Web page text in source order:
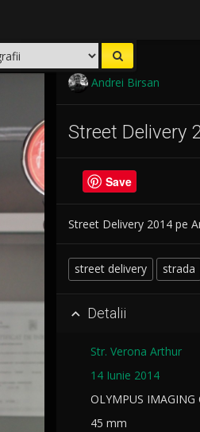
Andrei Birsan
Street Delivery
Save
Street Delivery 2014 pe
street delivery strada
 Detalii
Str. Verona Arthur
14 Iunie 2014
OLYMPUS IMAGING
45 mm